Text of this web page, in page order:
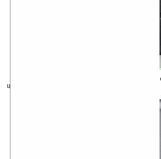
Начиная с сентября Samsung Wave 723
цена на коммуникатор — ?240 ($305).